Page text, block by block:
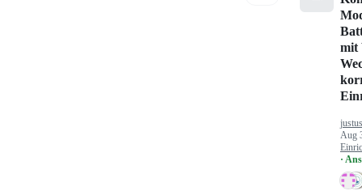
mit
Aug
·